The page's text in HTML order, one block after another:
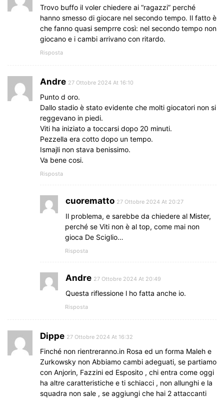
Trovo buffo il voler chiedere ai “ragazzi” perché
hanno smesso di giocare nel secondo tempo. Il fatto è
che fanno quasi semprre così: nel secondo tempo non
giocano e i cambi arrivano con ritardo.
Risposta
Andre 27 Ottobre 2024 At 16:10
Punto d oro.
Dallo stadio è stato evidente che molti giocatori non si
reggevano in piedi.
Viti ha iniziato a toccarsi dopo 20 minuti.
Pezzella era cotto dopo un tempo.
Ismajli non stava benissimo.
Va bene cosi.
Risposta
cuorematto 27 Ottobre 2024 At 20:27
Il problema, e sarebbe da chiedere al Mister,
perché se Viti non è al top, come mai non
gioca De Sciglio…
Risposta
Andre 27 Ottobre 2024 At 20:49
Questa riflessione l ho fatta anche io.
Risposta
Dippe 27 Ottobre 2024 At 16:32
Finché non rientreranno.in Rosa ed un forma Maleh e
Zurkowsky non Abbiamo cambi adeguati, se partiamo
con Anjorin, Fazzini ed Esposito , chi entra come oggi
ha altre caratteristiche e ti schiacci , non allunghi e la
squadra non sale , se aggiungi che hai 2 attaccanti